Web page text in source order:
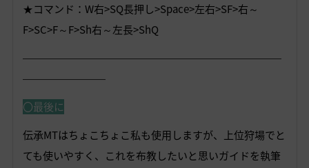
★コマンド：W右>SQ長押し>Space>左右>SF>右～
F>SC>F～F>Sh右～左長>ShQ
―――――――――――――――――――――――――
――――――――
〇最後に
伝承MTはちょこちょこ私も使用しますが、上位狩場でと
ても使いやすく、これを布教したいと思いガイドを執筆